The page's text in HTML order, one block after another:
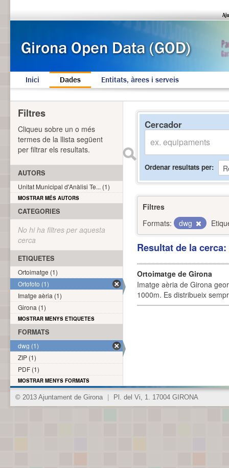
Inici Dades Entitats, àrees i serveis
Cercador
Ordenar resultats per
Filtres
Formats:
dwg
Resultat de la
Ortoimatge de Girona
Imatge aèria de Girona
1000m. Es distribueix
Filtres
Cliqueu sobre un o més
termes de la llista següent
per filtrar els resultats.
AUTORS
Unitat Municipal d'Anàlisi Te... (1)
MOSTRAR MÉS AUTORS
CATEGORIES
No hi ha filtres per aquesta
cerca
ETIQUETES
Ortoimatge (1)
Ortofoto (1)
Imatge aèria (1)
Girona (1)
MOSTRAR MENYS ETIQUETES
FORMATS
dwg (1)
ZIP (1)
PDF (1)
MOSTRAR MENYS FORMATS
© 2013 Ajuntament de Girona Pl. del Vi, 1. 17004 GIRONA